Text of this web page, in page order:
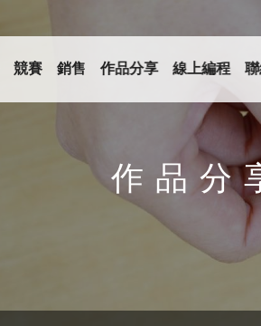
競賽 銷售 作品分享 線上編程
作品分